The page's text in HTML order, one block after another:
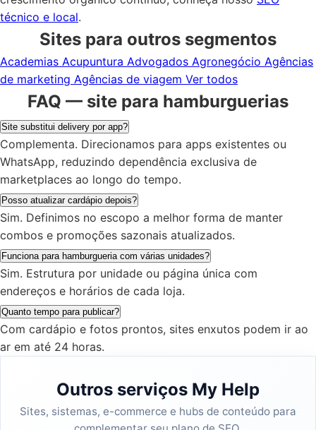
técnico e local.
Sites para outros segmentos
Academias Acupuntura Advogados Agronegócio Agências
de marketing Agências de viagem Ver todos
FAQ — site para hamburguerias
Site substitui delivery por app?
Complementa. Direcionamos para apps existentes ou
WhatsApp, reduzindo dependência exclusiva de
marketplaces ao longo do tempo.
Posso atualizar cardápio depois?
Sim. Definimos no escopo a melhor forma de manter
combos e promoções sazonais atualizados.
Funciona para hamburgueria com várias unidades?
Sim. Estrutura por unidade ou página única com
endereços e horários de cada loja.
Quanto tempo para publicar?
Com cardápio e fotos prontos, sites enxutos podem ir ao
ar em até 24 horas.
Outros serviços My Help
Sites, sistemas, e-commerce e hubs de conteúdo para